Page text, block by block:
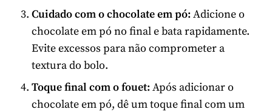
Cuidado com o chocolate em pó: Adicione o
chocolate em pó no final e bata rapidamente.
Evite excessos para não comprometer a
textura do bolo.
Toque final com o fouet: Após adicionar o
chocolate em pó, dê um toque final com um